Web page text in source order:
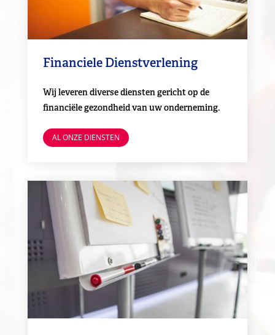
Financiele Dienstverlening
Wij leveren diverse diensten gericht op de
financiële gezondheid van uw onderneming.
AL ONZE DIENSTEN